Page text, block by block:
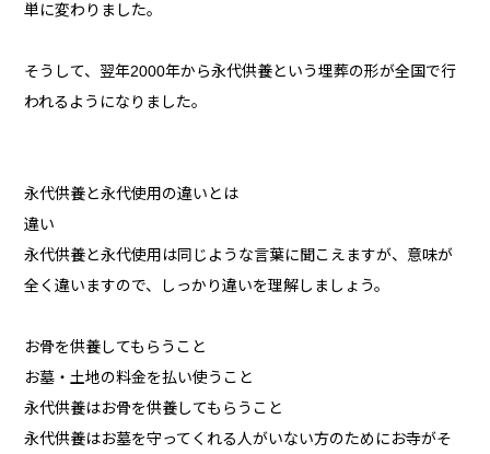
単に変わりました。
そうして、翌年2000年から永代供養という埋葬の形が全国で行
われるようになりました。
永代供養と永代使用の違いとは
違い
永代供養と永代使用は同じような言葉に聞こえますが、意味が
全く違いますので、しっかり違いを理解しましょう。
お骨を供養してもらうこと
お墓・土地の料金を払い使うこと
永代供養はお骨を供養してもらうこと
永代供養はお墓を守ってくれる人がいない方のためにお寺がそ